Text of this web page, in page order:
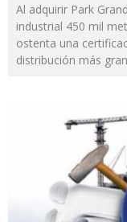
Al adquirir Park
industrial 450 mil
ostenta una
distribución más